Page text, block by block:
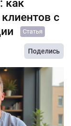
как
с
Статья
Поделись